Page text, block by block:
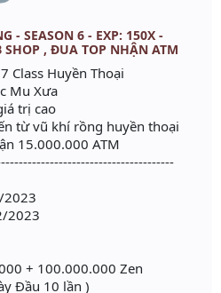
- SEASON 6 - EXP: 150X -
SHOP , ĐUA TOP NHẬN ATM
Class Huyền Thoại
Mu Xưa
trị cao
từ vũ khí rồng huyền thoại
15.000.000 ATM
2023
2023
+ 100.000.000 Zen
Đầu 10 lần )